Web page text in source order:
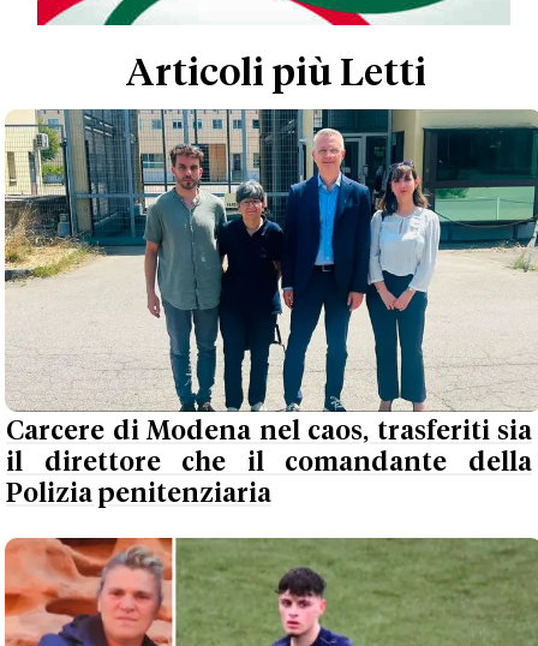
Articoli più Letti
Carcere di Modena nel caos, trasferiti sia
il direttore che il comandante della
Polizia penitenziaria